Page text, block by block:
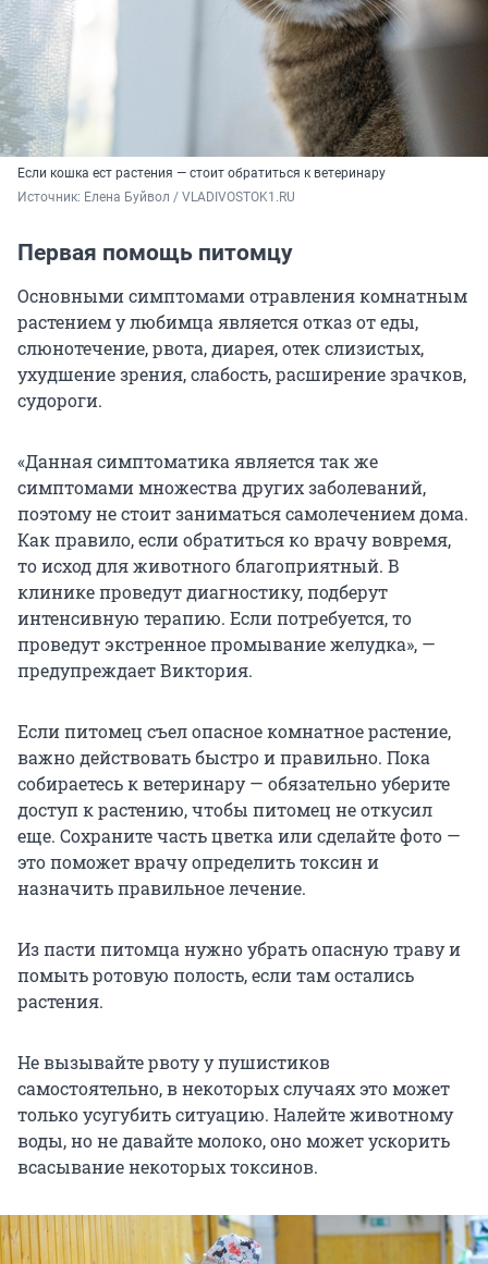
Если кошка ест растения — стоит обратиться к ветеринару
Источник: Елена Буйвол / VLADIVOSTOK1.RU
Первая помощь питомцу
Основными симптомами отравления комнатным
растением у любимца является отказ от еды,
слюнотечение, рвота, диарея, отек слизистых,
ухудшение зрения, слабость, расширение зрачков,
судороги.
«Данная симптоматика является так же
симптомами множества других заболеваний,
поэтому не стоит заниматься самолечением дома.
Как правило, если обратиться ко врачу вовремя,
то исход для животного благоприятный. В
клинике проведут диагностику, подберут
интенсивную терапию. Если потребуется, то
проведут экстренное промывание желудка», —
предупреждает Виктория.
Если питомец съел опасное комнатное растение,
важно действовать быстро и правильно. Пока
собираетесь к ветеринару — обязательно уберите
доступ к растению, чтобы питомец не откусил
еще. Сохраните часть цветка или сделайте фото —
это поможет врачу определить токсин и
назначить правильное лечение.
Из пасти питомца нужно убрать опасную траву и
помыть ротовую полость, если там остались
растения.
Не вызывайте рвоту у пушистиков
самостоятельно, в некоторых случаях это может
только усугубить ситуацию. Налейте животному
воды, но не давайте молоко, оно может ускорить
всасывание некоторых токсинов.